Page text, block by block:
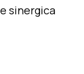
sinergica